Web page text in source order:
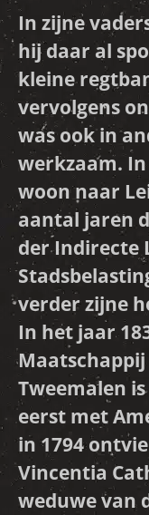
In zijne
hij daar al
kleine
vervolgens
was ook in
werkzaam.
woon naar
aantal jaren
der Indirecte
verder zijne
In het jaar
Tweemalen
eerst met
in 1794
Vincentia
weduwe van